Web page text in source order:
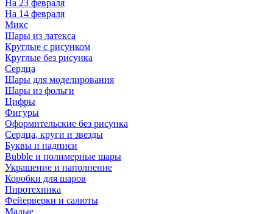
На 23 февраля
На 14 февраля
Микс
Шары из латекса
Круглые с рисунком
Круглые без рисунка
Сердца
Шары для моделирования
Шары из фольги
Цифры
Фигуры
Оформительские без рисунка
Сердца, круги и звезды
Буквы и надписи
Bubble и полимерные шары
Украшение и наполнение
Коробки для шаров
Пиротехника
Фейерверки и салюты
Малые